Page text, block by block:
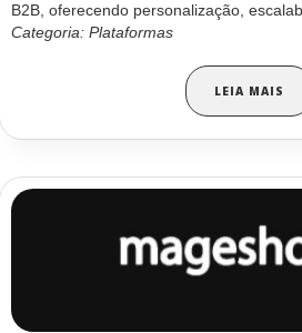
B2B, oferecendo personalização,
Categoria: Plataformas
LEIA MAIS